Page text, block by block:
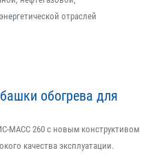
отраслей
обогрева для
МАСС 260 с новым конструктивом
качества эксплуатации.